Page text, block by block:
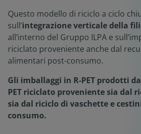
Questo modello di riciclo a ciclo
sull’integrazione verticale della
all’interno del Gruppo ILPA e
riciclato proveniente anche dal
alimentari post-consumo.
Gli imballaggi in R-PET prodotti
PET riciclato proveniente sia dal
sia dal riciclo di vaschette e
consumo.